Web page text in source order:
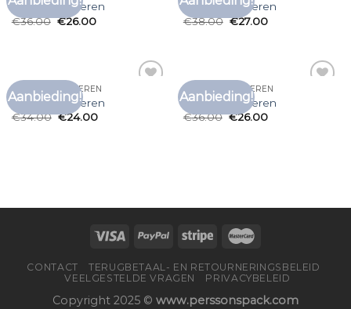
boss t shirt heren
€36.00 €26.00
boss t shirt heren
€38.00 €27.00
Aanbieding!
BOSS T SHIRT HEREN
boss t shirt heren
€34.00 €24.00
Aanbieding!
BOSS T SHIRT HEREN
boss t shirt heren
€36.00 €26.00
CONTACT
TERUGBETAAL- EN RETOURNERINGSBELEID
VEELGESTELDE VRAGEN
PRIVACYBELEID
Copyright 2025 © www.perssonspack.com